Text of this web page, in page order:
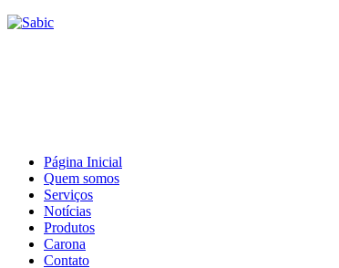
Página Inicial
Quem somos
Serviços
Notícias
Produtos
Carona
Contato